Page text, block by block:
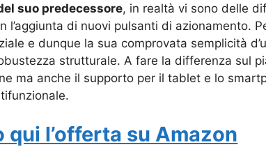
suo predecessore, in realtà vi sono delle
di nuovi pulsanti di azionamento.
e dunque la sua comprovata semplicità
strutturale. A fare la differenza sul
ma anche il supporto per il tablet e lo
l’offerta su Amazon